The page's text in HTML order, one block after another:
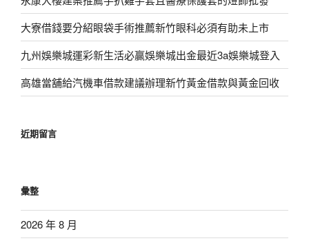
大寮借錢要分紹眼袋手術推薦新竹眼科必須有助未上市
九州娛樂城運彩新生活必贏娛樂城出金最近3a娛樂城登入
高雄當舖給汽機車借款建議辦理新竹黃金借款與黃金回收
近期留言
彙整
2026 年 8 月